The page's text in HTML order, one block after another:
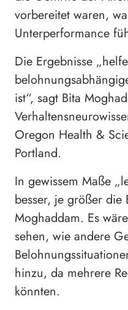
vorbereitet waren,
Unterperformance
Die Ergebnisse
ist“, sagt Bita
Oregon Health &
Portland.
In gewissem Maße
besser, je größer
Moghaddam. Es
sehen, wie andere
hinzu, da mehrere
könnten.